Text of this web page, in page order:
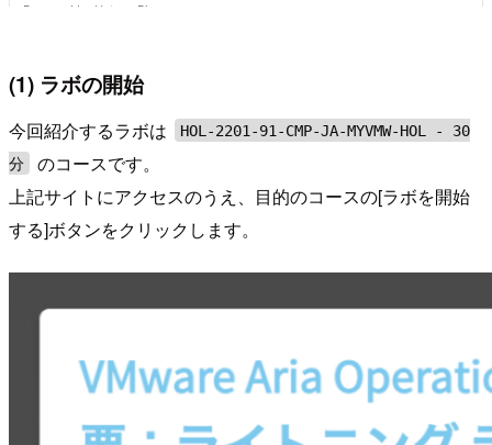
(1) ラボの開始
今回紹介するラボは
HOL-2201-91-CMP-JA-MYVMW-HOL - 30
分
のコースです。
上記サイトにアクセスのうえ、目的のコースの[ラボを開始
する]ボタンをクリックします。